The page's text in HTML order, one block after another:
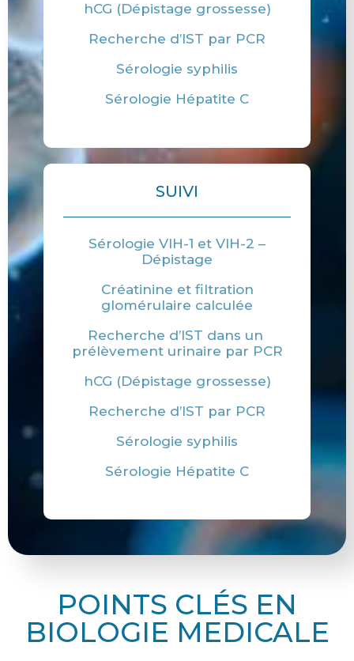
hCG (Dépistage grossesse)
Recherche d’IST par PCR
Sérologie syphilis
Sérologie Hépatite C
SUIVI
Sérologie VIH-1 et VIH-2 –
Dépistage
Créatinine et filtration
glomérulaire calculée
Recherche d’IST dans un
prélèvement urinaire par PCR
hCG (Dépistage grossesse)
Recherche d’IST par PCR
Sérologie syphilis
Sérologie Hépatite C
POINTS CLÉS EN
BIOLOGIE MEDICALE